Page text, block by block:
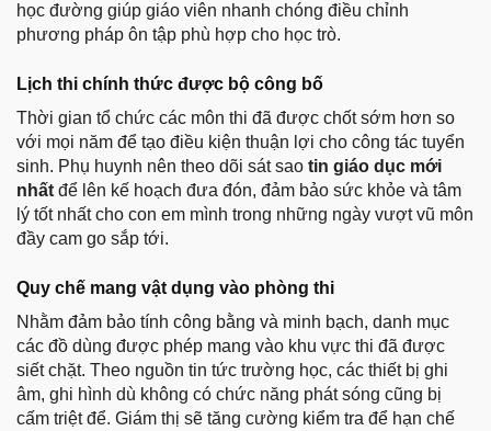
học đường giúp giáo viên nhanh chóng điều chỉnh
phương pháp ôn tập phù hợp cho học trò.
Lịch thi chính thức được bộ công bố
Thời gian tổ chức các môn thi đã được chốt sớm hơn so
với mọi năm để tạo điều kiện thuận lợi cho công tác tuyển
sinh. Phụ huynh nên theo dõi sát sao tin giáo dục mới
nhất để lên kế hoạch đưa đón, đảm bảo sức khỏe và tâm
lý tốt nhất cho con em mình trong những ngày vượt vũ môn
đầy cam go sắp tới.
Quy chế mang vật dụng vào phòng thi
Nhằm đảm bảo tính công bằng và minh bạch, danh mục
các đồ dùng được phép mang vào khu vực thi đã được
siết chặt. Theo nguồn tin tức trường học, các thiết bị ghi
âm, ghi hình dù không có chức năng phát sóng cũng bị
cấm triệt để. Giám thị sẽ tăng cường kiểm tra để hạn chế